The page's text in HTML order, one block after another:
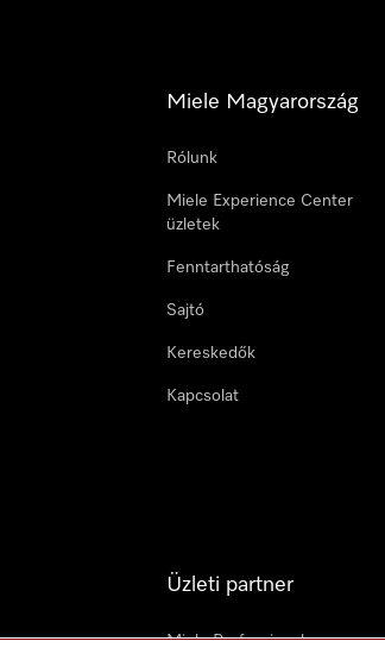
Miele Magyarország
Rólunk
Miele Experience Center
üzletek
Fenntarthatóság
Sajtó
Kereskedők
Kapcsolat
Üzleti partner
Miele Professional